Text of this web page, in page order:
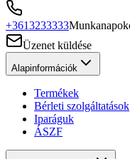
+3613233333
Üzenet küldése
Alapinformációk
Termékek
Bérleti szolgáltatások
Iparáguk
ÁSZF